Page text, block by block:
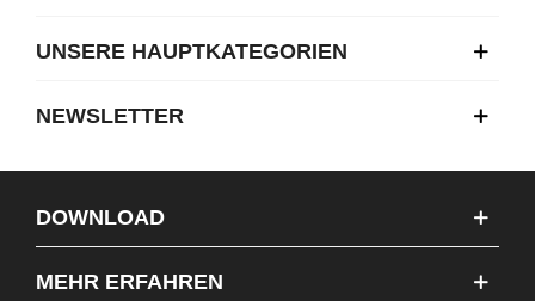
UNSERE HAUPTKATEGORIEN
NEWSLETTER
DOWNLOAD
MEHR ERFAHREN